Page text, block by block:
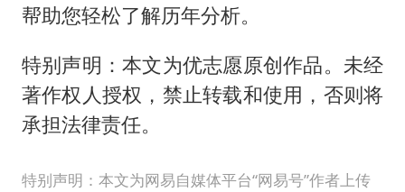
帮助您轻松了解历年分析。
特别声明：本文为优志愿原创作品。未经
著作权人授权，禁止转载和使用，否则将
承担法律责任。
特别声明：本文为网易自媒体平台“网易号”作者上传